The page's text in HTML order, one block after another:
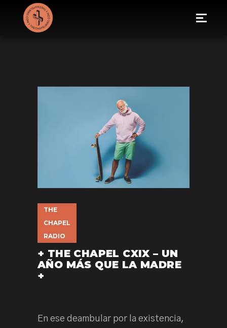
THE
CHAPEL
RADIO
+ THE CHAPEL CXIX – UN
AÑO MÁS QUE LA MADRE
+
En ese deambular por la existencia,